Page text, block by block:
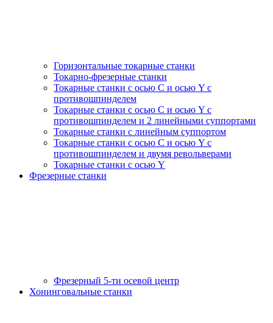
Горизонтальные токарные станки
Токарно-фрезерные станки
Токарные станки c осью C и осью Y с
противошпинделем
Токарные станки c осью C и осью Y с
противошпинделем и 2 линейными суппортами
Токарные станки с линейным суппортом
Токарные станки с осью C и осью Y с
противошпинделем и двумя револьверами
Токарные станки с осью Y
Фрезерные станки
Фрезерный 5-ти осевой центр
Хонинговальные станки